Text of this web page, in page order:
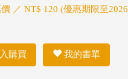
／ NT$ 120 (優惠期限至
購買 我的書單